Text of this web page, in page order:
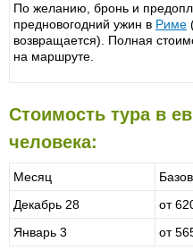
По желанию, бронь и
предновогодний ужин в Риме
возвращается). Полная
на маршруте.
Стоимость тура в
человека:
Месяц
Декабрь 28
от
Январь 3
от